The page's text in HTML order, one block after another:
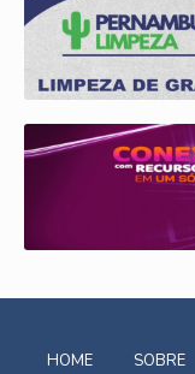
HOME SOBRE